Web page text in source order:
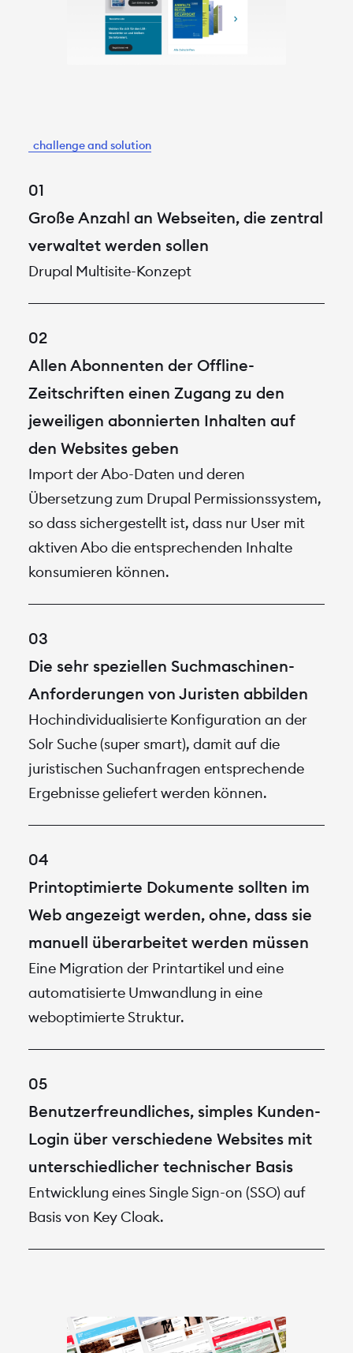
Große Anzahl an Webseiten, die zentral
verwaltet werden sollen
Drupal Multisite-Konzept
Allen Abonnenten der Offline-
Zeitschriften einen Zugang zu den
jeweiligen abonnierten Inhalten auf
den Websites geben
Import der Abo-Daten und deren
Übersetzung zum Drupal Permissionssystem,
so dass sichergestellt ist, dass nur User mit
aktiven Abo die entsprechenden Inhalte
konsumieren können.
Die sehr speziellen Suchmaschinen-
Anforderungen von Juristen abbilden
Hochindividualisierte Konfiguration an der
Solr Suche (super smart), damit auf die
juristischen Suchanfragen entsprechende
Ergebnisse geliefert werden können.
Printoptimierte Dokumente sollten im
Web angezeigt werden, ohne, dass sie
manuell überarbeitet werden müssen
Eine Migration der Printartikel und eine
automatisierte Umwandlung in eine
weboptimierte Struktur.
Benutzerfreundliches, simples Kunden-
Login über verschiedene Websites mit
unterschiedlicher technischer Basis
Entwicklung eines Single Sign-on (SSO) auf
Basis von Key Cloak.